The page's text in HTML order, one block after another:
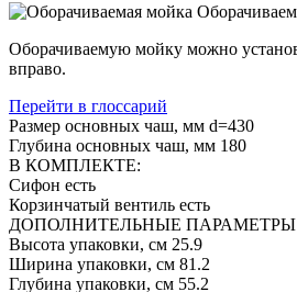
Оборачиваемую мойку можно
вправо.
Перейти в глоссарий
Размер основных чаш, мм d=430
Глубина основных чаш, мм 180
В КОМПЛЕКТЕ:
Сифон есть
Корзинчатый вентиль есть
ДОПОЛНИТЕЛЬНЫЕ ПАРАМЕТРЫ
Высота упаковки, см 25.9
Ширина упаковки, см 81.2
Глубина упаковки, см 55.2